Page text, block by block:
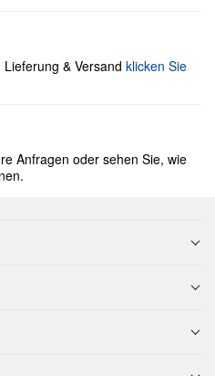
& Versand klicken Sie
Anfragen oder sehen Sie, wie